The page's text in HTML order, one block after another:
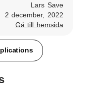
Lars Save
2 december, 2022
Gå till hemsida